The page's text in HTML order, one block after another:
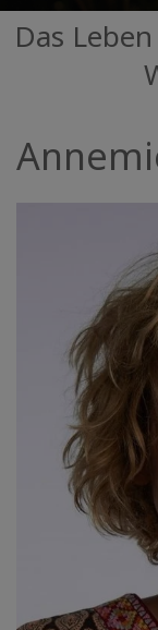
Regionen
Neuigkeiten
KONTAKT
SUCHE
Das